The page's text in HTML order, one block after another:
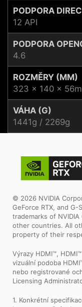
PODPORA
12 API
PODPORA
4.6
ROZMĚRY (MM)
323 x 140 x
VÁHA (G)
1441g / 2269g
© 2026 NVIDIA
GeForce RTX, and
trademarks of
other countries. All
property of their
Výrazy HDMI™,
vizuální podoba
nebo registrované
Licensing
1. Konkrétní